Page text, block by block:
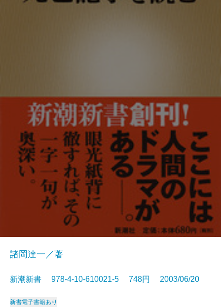
諸岡達一／著
新潮新書 978-4-10-610021-5 748円 2003/06/20
新書電子書籍あり